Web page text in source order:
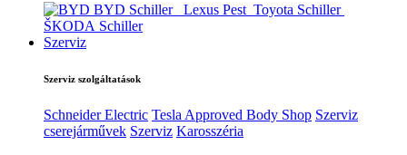
BYD Schiller Lexus Pest Toyota Schiller
ŠKODA Schiller
Szerviz
Szerviz szolgáltatások
Schneider Electric Tesla Approved Body Shop Szerviz
cserejárművek Szerviz Karosszéria